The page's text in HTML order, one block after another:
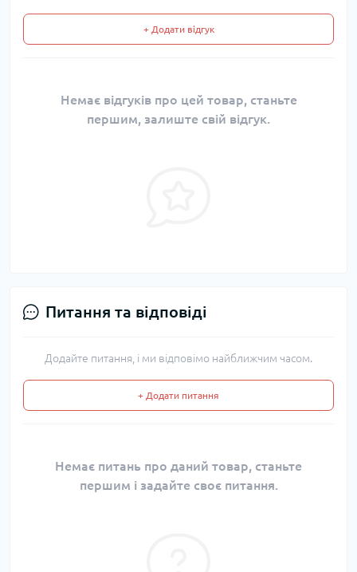
+ Додати відгук
Немає відгуків про цей товар, станьте
першим, залиште свій відгук.
Питання та відповіді
Додайте питання, і ми відповімо найближчим часом.
+ Додати питання
Немає питань про даний товар, станьте
першим і задайте своє питання.